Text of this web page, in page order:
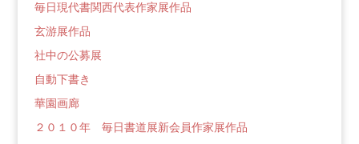
毎日現代書関西代表作家展作品
玄游展作品
社中の公募展
自動下書き
華園画廊
２０１０年 毎日書道展新会員作家展作品